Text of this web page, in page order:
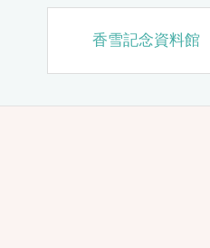
香雪記念資料館